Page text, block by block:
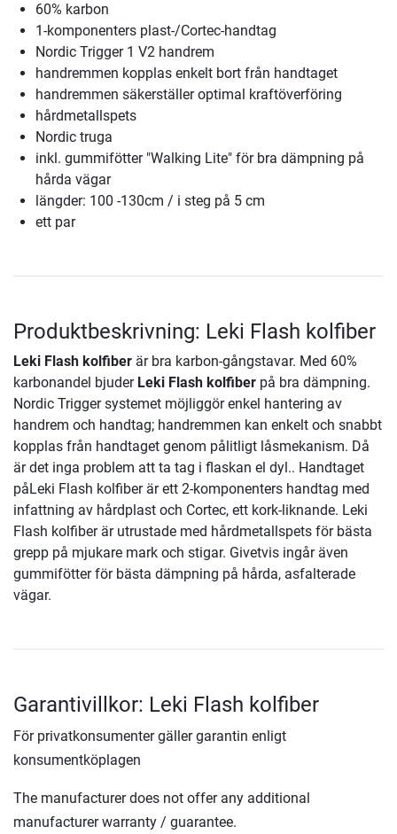
60% karbon
1-komponenters plast-/Cortec-handtag
Nordic Trigger 1 V2 handrem
handremmen kopplas enkelt bort från handtaget
handremmen säkerställer optimal kraftöverföring
hårdmetallspets
Nordic truga
inkl. gummifötter "Walking Lite" för bra dämpning på
hårda vägar
längder: 100 -130cm / i steg på 5 cm
ett par
Produktbeskrivning: Leki Flash kolfiber
Leki Flash kolfiber är bra karbon-gångstavar. Med 60%
karbonandel bjuder Leki Flash kolfiber på bra dämpning.
Nordic Trigger systemet möjliggör enkel hantering av
handrem och handtag; handremmen kan enkelt och snabbt
kopplas från handtaget genom pålitligt låsmekanism. Då
är det inga problem att ta tag i flaskan el dyl.. Handtaget
påLeki Flash kolfiber är ett 2-komponenters handtag med
infattning av hårdplast och Cortec, ett kork-liknande. Leki
Flash kolfiber är utrustade med hårdmetallspets för bästa
grepp på mjukare mark och stigar. Givetvis ingår även
gummifötter för bästa dämpning på hårda, asfalterade
vägar.
Garantivillkor: Leki Flash kolfiber
För privatkonsumenter gäller garantin enligt
konsumentköplagen
The manufacturer does not offer any additional
manufacturer warranty / guarantee.